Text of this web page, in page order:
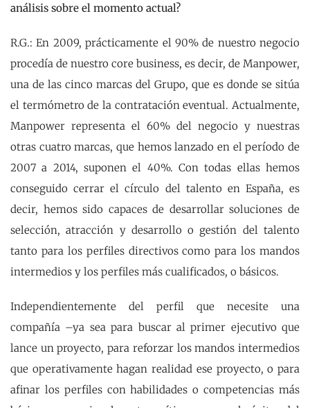
análisis sobre el momento actual?
R.G.: En 2009, prácticamente el 90% de nuestro negocio
procedía de nuestro core business, es decir, de Manpower,
una de las cinco marcas del Grupo, que es donde se sitúa
el termómetro de la contratación eventual. Actualmente,
Manpower representa el 60% del negocio y nuestras
otras cuatro marcas, que hemos lanzado en el período de
2007 a 2014, suponen el 40%. Con todas ellas hemos
conseguido cerrar el círculo del talento en España, es
decir, hemos sido capaces de desarrollar soluciones de
selección, atracción y desarrollo o gestión del talento
tanto para los perfiles directivos como para los mandos
intermedios y los perfiles más cualificados, o básicos.
Independientemente del perfil que necesite una
compañía –ya sea para buscar al primer ejecutivo que
lance un proyecto, para reforzar los mandos intermedios
que operativamente hagan realidad ese proyecto, o para
afinar los perfiles con habilidades o competencias más